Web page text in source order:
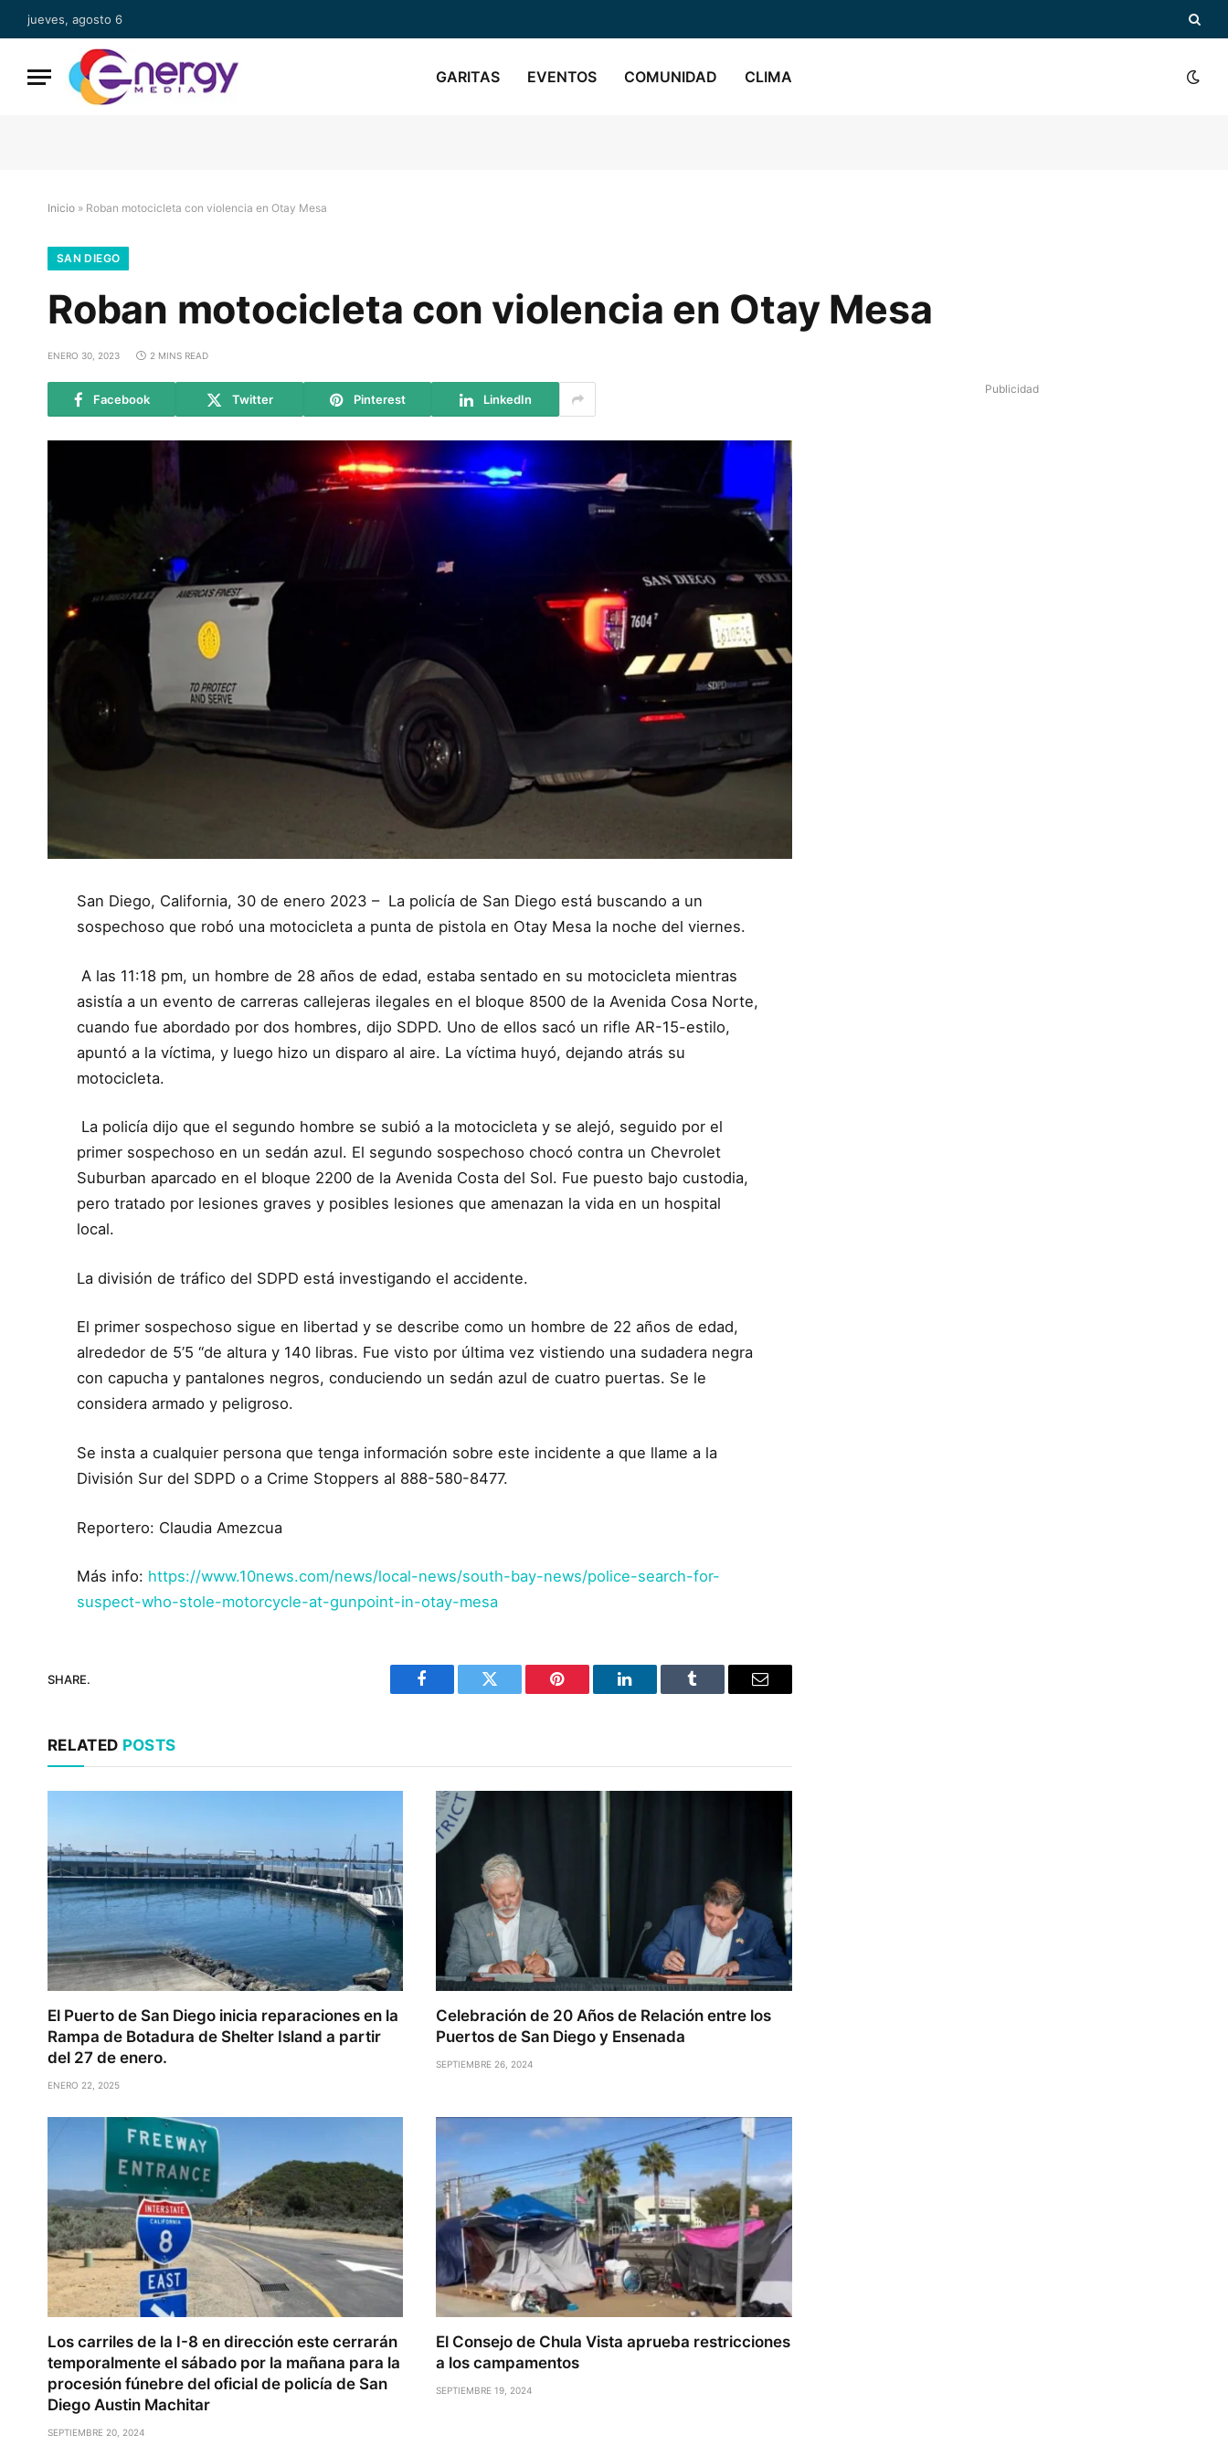
jueves, agosto 6
GARITAS EVENTOS COMUNIDAD CLIMA
Inicio » Roban motocicleta con violencia en Otay Mesa
SAN DIEGO
Roban motocicleta con violencia en Otay Mesa
ENERO 30, 2023 2 MINS READ
Facebook Twitter Pinterest LinkedIn
San Diego, California, 30 de enero 2023 – La policía de San Diego está buscando a un
sospechoso que robó una motocicleta a punta de pistola en Otay Mesa la noche del viernes.
A las 11:18 pm, un hombre de 28 años de edad, estaba sentado en su motocicleta mientras
asistía a un evento de carreras callejeras ilegales en el bloque 8500 de la Avenida Cosa Norte,
cuando fue abordado por dos hombres, dijo SDPD. Uno de ellos sacó un rifle AR-15-estilo,
apuntó a la víctima, y luego hizo un disparo al aire. La víctima huyó, dejando atrás su
motocicleta.
La policía dijo que el segundo hombre se subió a la motocicleta y se alejó, seguido por el
primer sospechoso en un sedán azul. El segundo sospechoso chocó contra un Chevrolet
Suburban aparcado en el bloque 2200 de la Avenida Costa del Sol. Fue puesto bajo custodia,
pero tratado por lesiones graves y posibles lesiones que amenazan la vida en un hospital
local.
La división de tráfico del SDPD está investigando el accidente.
El primer sospechoso sigue en libertad y se describe como un hombre de 22 años de edad,
alrededor de 5’5 “de altura y 140 libras. Fue visto por última vez vistiendo una sudadera negra
con capucha y pantalones negros, conduciendo un sedán azul de cuatro puertas. Se le
considera armado y peligroso.
Se insta a cualquier persona que tenga información sobre este incidente a que llame a la
División Sur del SDPD o a Crime Stoppers al 888-580-8477.
Reportero: Claudia Amezcua
Más info: https://www.10news.com/news/local-news/south-bay-news/police-search-for-
suspect-who-stole-motorcycle-at-gunpoint-in-otay-mesa
SHARE.
Facebook Twitter Pinterest LinkedIn Tumblr Email
RELATED POSTS
El Puerto de San Diego inicia reparaciones en la
Rampa de Botadura de Shelter Island a partir
del 27 de enero.
ENERO 22, 2025
Celebración de 20 Años de Relación entre los
Puertos de San Diego y Ensenada
SEPTIEMBRE 26, 2024
Los carriles de la I-8 en dirección este cerrarán
temporalmente el sábado por la mañana para la
procesión fúnebre del oficial de policía de San
Diego Austin Machitar
SEPTIEMBRE 20, 2024
El Consejo de Chula Vista aprueba restricciones
a los campamentos
SEPTIEMBRE 19, 2024
Publicidad